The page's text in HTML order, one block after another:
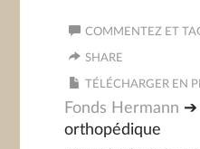
COMMENTEZ ET
SHARE
TÉLÉCHARGER EN
Fonds Hermann ➔
orthopédique